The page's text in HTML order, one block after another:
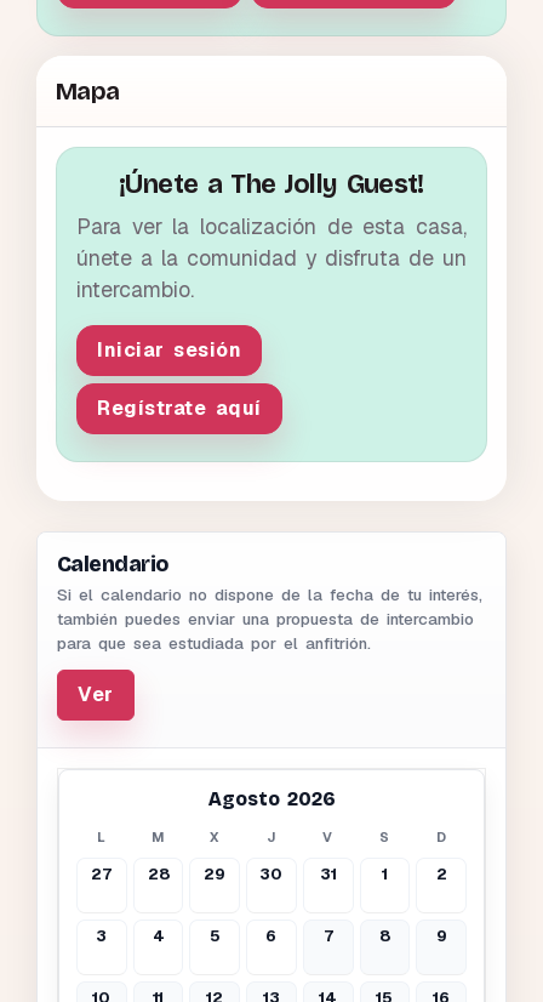
Mapa
¡Únete a The Jolly Guest!
Para ver la localización de esta casa,
únete a la comunidad y disfruta de un
intercambio.
Iniciar sesión
Regístrate aquí
Calendario
Si el calendario no dispone de la fecha de tu interés,
también puedes enviar una propuesta de intercambio
para que sea estudiada por el anfitrión.
Ver
Agosto 2026
L M X J V S D
27 28 29 30 31 1 2
3 4 5 6 7 8 9